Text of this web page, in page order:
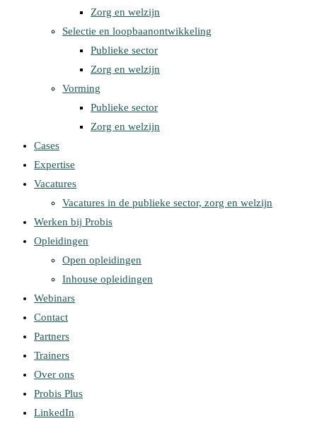
Zorg en welzijn
Selectie en loopbaanontwikkeling
Publieke sector
Zorg en welzijn
Vorming
Publieke sector
Zorg en welzijn
Cases
Expertise
Vacatures
Vacatures in de publieke sector, zorg en welzijn
Werken bij Probis
Opleidingen
Open opleidingen
Inhouse opleidingen
Webinars
Contact
Partners
Trainers
Over ons
Probis Plus
LinkedIn